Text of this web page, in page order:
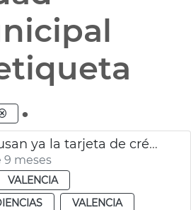
.
2.700 viajeros usan ya la tarjeta de crédito ‘MovimEMT’
9 meses
VALENCIA
VALENCIA